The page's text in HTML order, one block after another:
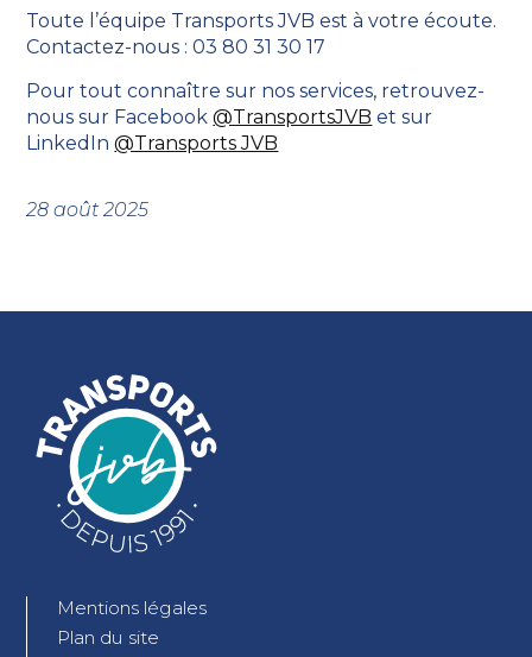
Toute l’équipe Transports JVB est à votre écoute.
Contactez-nous : 03 80 31 30 17
Pour tout connaître sur nos services, retrouvez-
nous sur Facebook@TransportsJVB et sur
LinkedIn@Transports JVB
28 août 2025
Mentions légales
Plan du site